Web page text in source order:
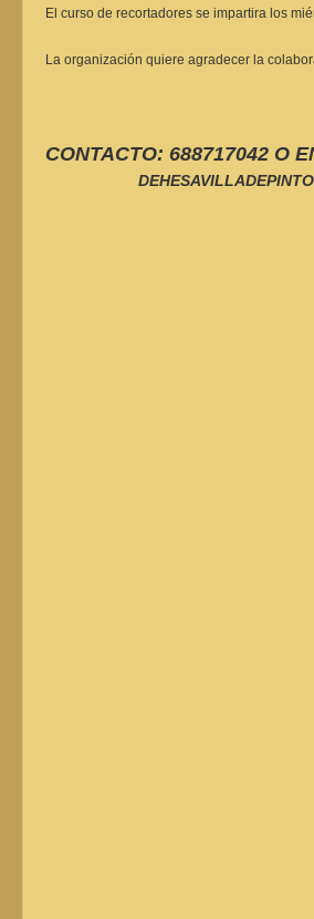
El curso de recortadores se impartira los
La organización quiere agradecer la
CONTACTO: 688717042 O